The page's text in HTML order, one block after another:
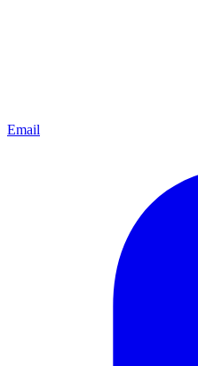
Email